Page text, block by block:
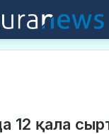
12 қала